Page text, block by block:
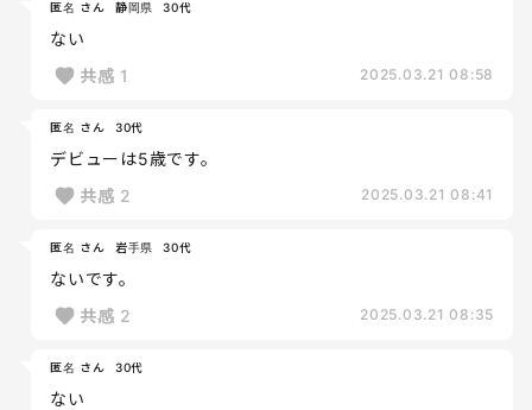
匿名 さん 静岡県 30代
ない
共感 1 2025.03.21 08:58
匿名 さん 30代
デビューは5歳です。
共感 2 2025.03.21 08:41
匿名 さん 岩手県 30代
ないです。
共感 2 2025.03.21 08:35
匿名 さん 30代
ない